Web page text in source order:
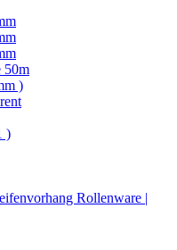
50m
)
)
Rollenware |